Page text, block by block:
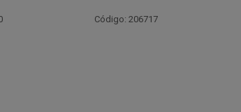
Código: 206719